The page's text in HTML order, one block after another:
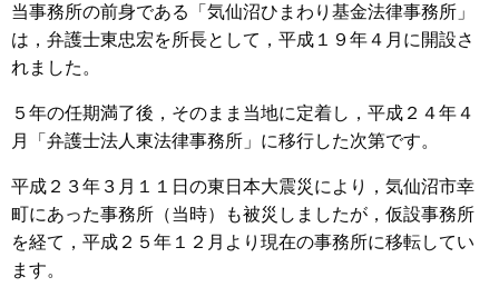
当事務所の前身である「気仙沼ひまわり基金法律事務所」
は，弁護士東忠宏を所長として，平成１９年４月に開設さ
れました。
５年の任期満了後，そのまま当地に定着し，平成２４年４
月「弁護士法人東法律事務所」に移行した次第です。
平成２３年３月１１日の東日本大震災により，気仙沼市幸
町にあった事務所（当時）も被災しましたが，仮設事務所
を経て，平成２５年１２月より現在の事務所に移転してい
ます。